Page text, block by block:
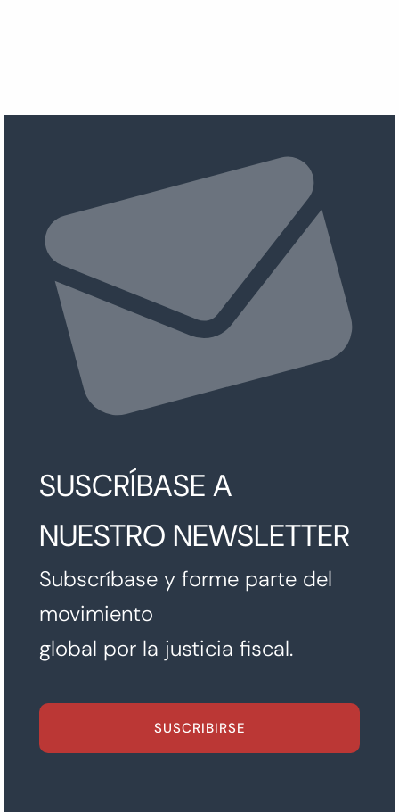
SUSCRÍBASE A
NUESTRO NEWSLETTER
Subscríbase y forme parte del
movimiento
global por la justicia fiscal.
SUSCRIBIRSE